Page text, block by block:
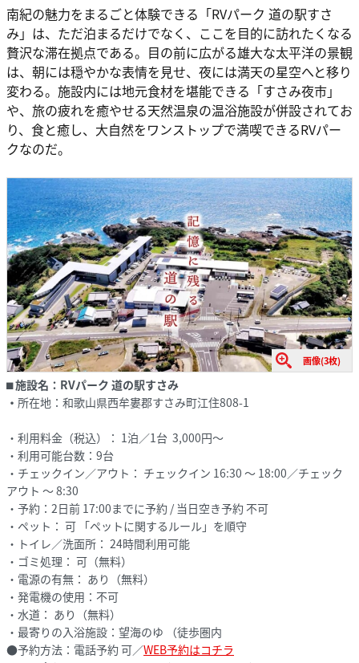
南紀の魅力をまるごと体験できる「RVパーク 道の駅すさ
み」は、ただ泊まるだけでなく、ここを目的に訪れたくなる
贅沢な滞在拠点である。目の前に広がる雄大な太平洋の景観
は、朝には穏やかな表情を見せ、夜には満天の星空へと移り
変わる。施設内には地元食材を堪能できる「すさみ夜市」
や、旅の疲れを癒やせる天然温泉の温浴施設が併設されてお
り、食と癒し、大自然をワンストップで満喫できるRVパー
クなのだ。
画像(3枚)
⬛︎施設名： RVパーク 道の駅すさみ
・ 所在地：和歌山県西牟婁郡すさみ町江住808-1
・利用料金（税込）： 1泊／1台 3,000円～
・利用可能台数：9台
・チェックイン／アウト： チェックイン 16:30 ～ 18:00／チェック
アウト ～ 8:30
・予約：2日前 17:00までに予約 / 当日空き予約 不可
・ペット： 可 「ペットに関するルール」を順守
・トイレ／洗面所： 24時間利用可能
・ゴミ処理： 可（無料）
・電源の有無： あり（無料）
・発電機の使用：不可
・水道： あり（無料）
・最寄りの入浴施設：望海のゆ （徒歩圏内
●予約方法：電話予約 可／WEB予約はコチラ